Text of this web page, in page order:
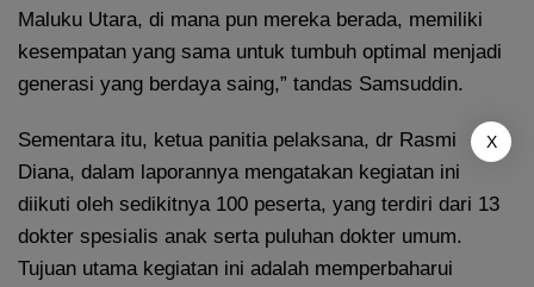
Maluku Utara, di mana pun mereka berada, memiliki
kesempatan yang sama untuk tumbuh optimal menjadi
generasi yang berdaya saing,” tandas Samsuddin.
Sementara itu, ketua panitia pelaksana, dr Rasmi
Diana, dalam laporannya mengatakan kegiatan ini
diikuti oleh sedikitnya 100 peserta, yang terdiri dari 13
dokter spesialis anak serta puluhan dokter umum.
Tujuan utama kegiatan ini adalah memperbaharui
X